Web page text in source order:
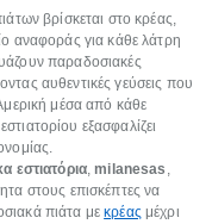
βρίσκεται στο κρέας,
αναφοράς για κάθε λάτρη
παραδοσιακές
αυθεντικές γεύσεις που
μέσα από κάθε
εξασφαλίζει
εστιατόρια,milanesas ,
στους επισκέπτες να
πιάτα μεκρέας μέχρι